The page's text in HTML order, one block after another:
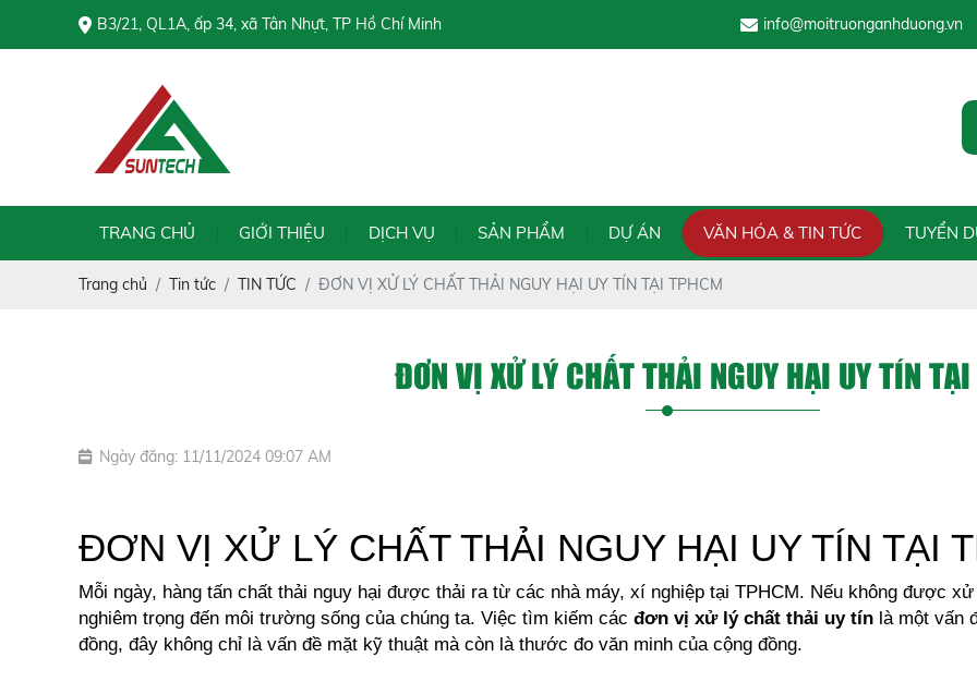
B3/21, QL1A, ấp 34, xã Tân Nhựt, TP Hồ Chí Minh info@moitruonganhduong.vn
TRANG CHỦ GIỚI THIỆU DỊCH VỤ SẢN PHẨM DỰ ÁN VĂN HÓA & TIN TỨC TUYỂN
Trang chủ Tin tức TIN TỨC ĐƠN VỊ XỬ LÝ CHẤT THẢI NGUY HẠI UY TÍN TẠI TPHCM
ĐƠN VỊ XỬ LÝ CHẤT THẢI NGUY HẠI UY TÍN
Ngày đăng: 11/11/2024 09:07 AM
ĐƠN VỊ XỬ LÝ CHẤT THẢI NGUY HẠI UY TÍN TẠI
Mỗi ngày, hàng tấn chất thải nguy hại được thải ra từ các nhà máy, xí nghiệp tại TPHCM. Nếu không được
nghiêm trọng đến môi trường sống của chúng ta. Việc tìm kiếm các đơn vị xử lý chất thải uy tín là một vấn
đồng, đây không chỉ là vấn đề mặt kỹ thuật mà còn là thước đo văn minh của cộng đồng.